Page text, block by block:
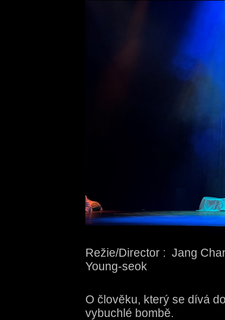
Režie/Director : Jang
Young-seok
O člověku, který se dívá
vybuchlé bombě.